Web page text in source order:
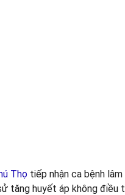
Thọ tiếp nhận ca bệnh
tăng huyết áp không điều